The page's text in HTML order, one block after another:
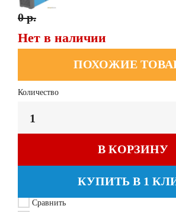
0 р.
Нет в наличии
ПОХОЖИЕ
Количество
В КОРЗИНУ
КУПИТЬ В 1
Сравнить